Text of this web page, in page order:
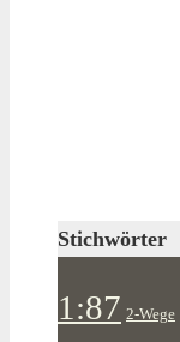
Stichwörter
1:87 2-Wege